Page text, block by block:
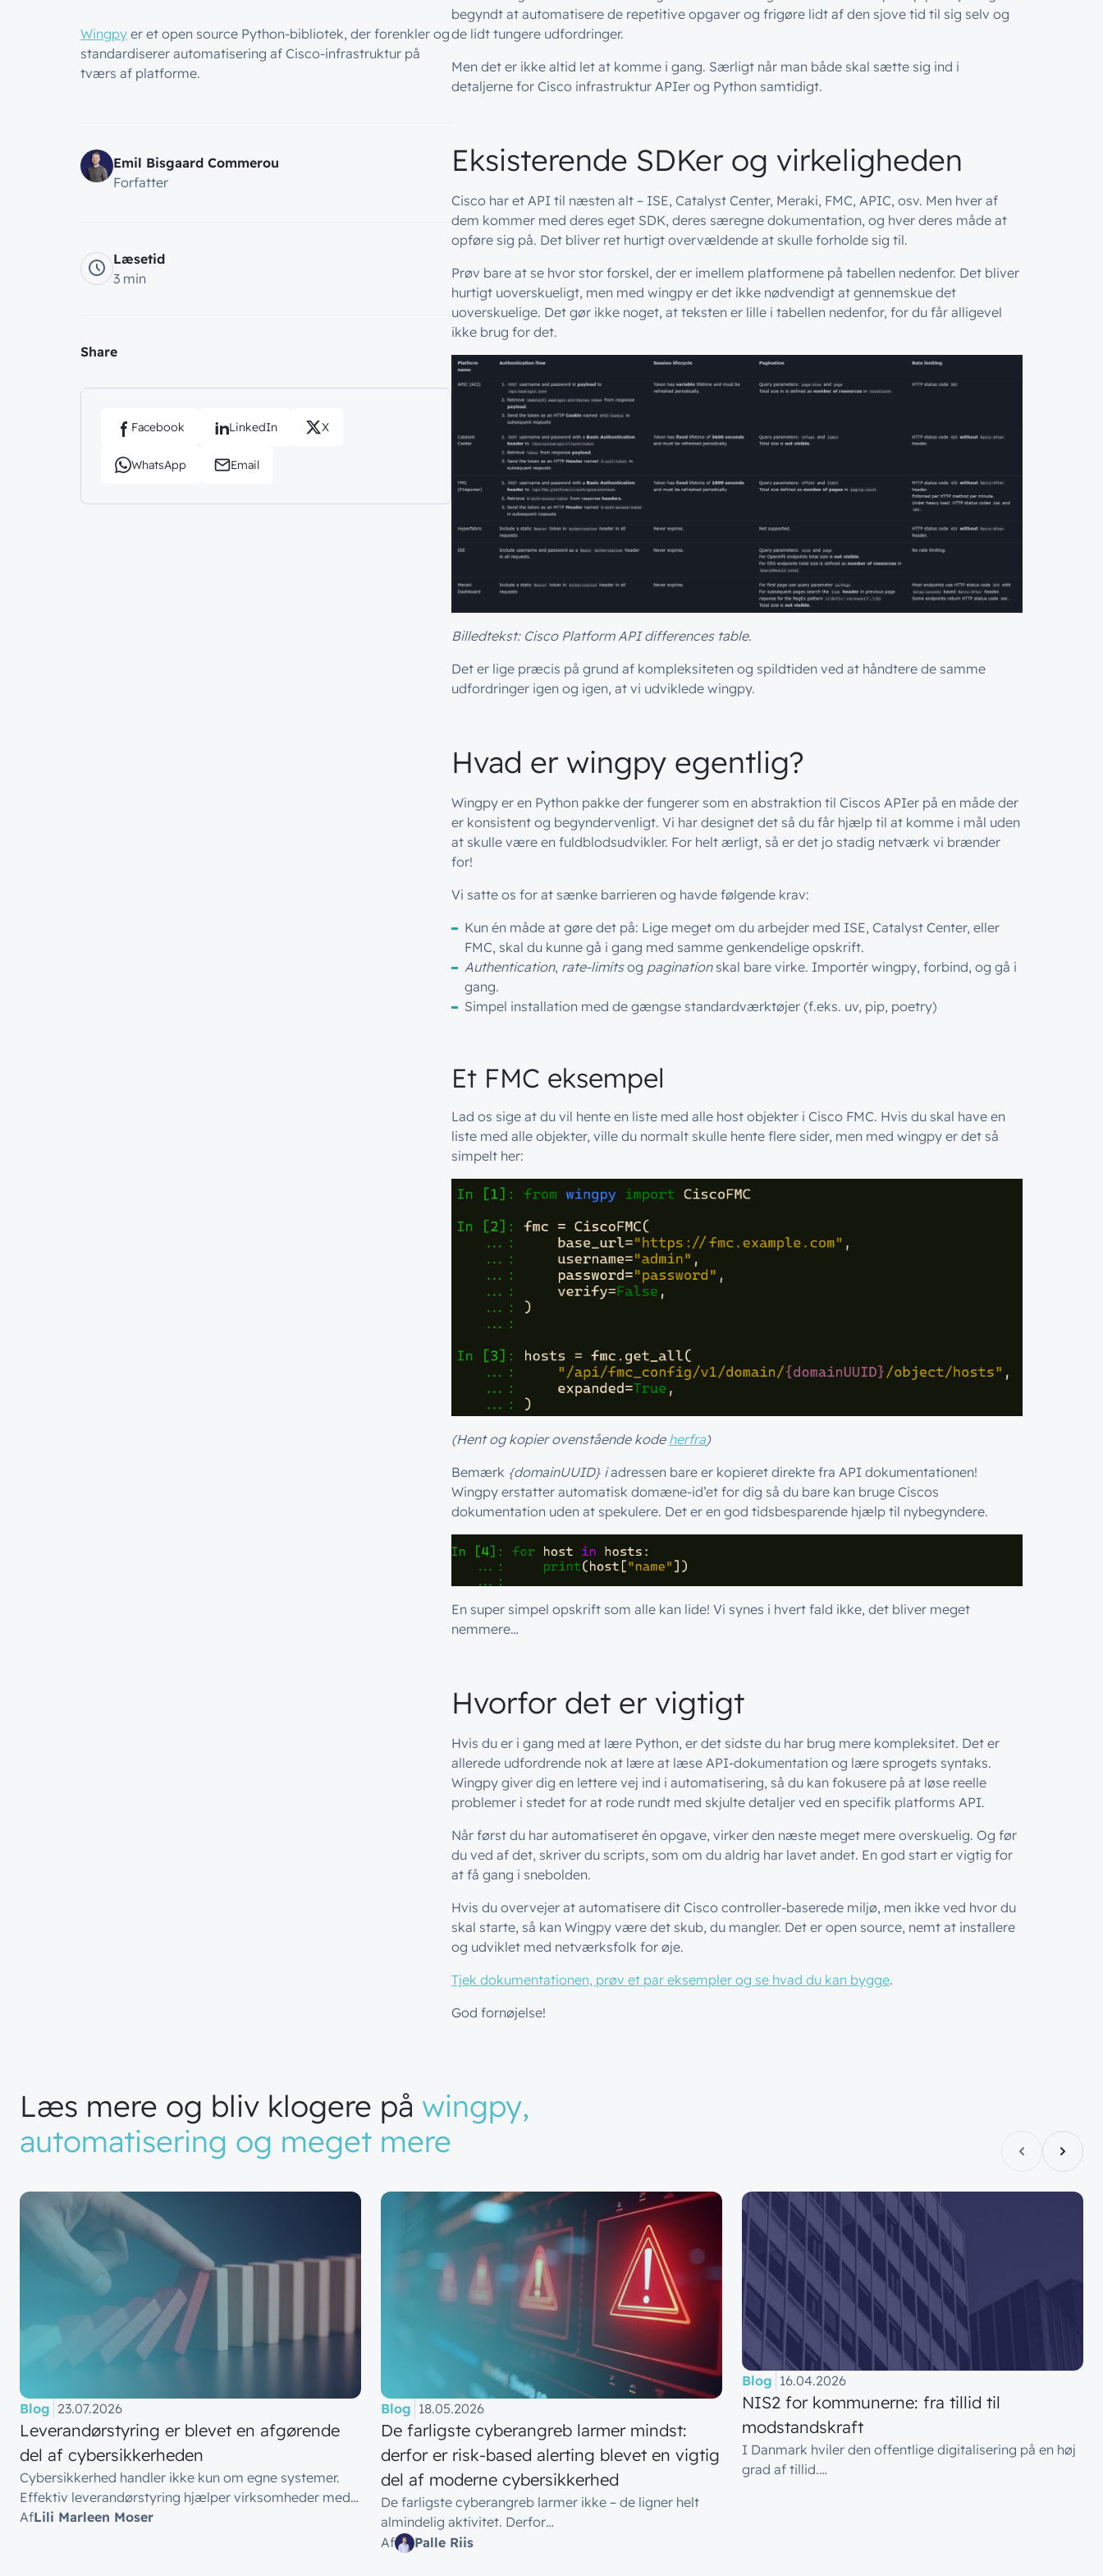
Wingpy er et open source Python-bibliotek, der forenkler og
standardiserer automatisering af Cisco-infrastruktur på
tværs af platforme.
Emil Bisgaard Commerou
Forfatter
Læsetid
3 min
Share
Facebook LinkedIn X
WhatsApp Email
begyndt at automatisere de repetitive opgaver og frigøre lidt af den sjove tid til sig selv og
de lidt tungere udfordringer.
Men det er ikke altid let at komme i gang. Særligt når man både skal sætte sig ind i
detaljerne for Cisco infrastruktur APIer og Python samtidigt.
Eksisterende SDKer og virkeligheden
Cisco har et API til næsten alt – ISE, Catalyst Center, Meraki, FMC, APIC, osv. Men hver af
dem kommer med deres eget SDK, deres særegne dokumentation, og hver deres måde at
opføre sig på. Det bliver ret hurtigt overvældende at skulle forholde sig til.
Prøv bare at se hvor stor forskel, der er imellem platformene på tabellen nedenfor. Det bliver
hurtigt uoverskueligt, men med wingpy er det ikke nødvendigt at gennemskue det
uoverskuelige. Det gør ikke noget, at teksten er lille i tabellen nedenfor, for du får alligevel
ikke brug for det.
Billedtekst: Cisco Platform API differences table.
Det er lige præcis på grund af kompleksiteten og spildtiden ved at håndtere de samme
udfordringer igen og igen, at vi udviklede wingpy.
Hvad er wingpy egentlig?
Wingpy er en Python pakke der fungerer som en abstraktion til Ciscos APIer på en måde der
er konsistent og begyndervenligt. Vi har designet det så du får hjælp til at komme i mål uden
at skulle være en fuldblodsudvikler. For helt ærligt, så er det jo stadig netværk vi brænder
for!
Vi satte os for at sænke barrieren og havde følgende krav:
Kun én måde at gøre det på: Lige meget om du arbejder med ISE, Catalyst Center, eller
FMC, skal du kunne gå i gang med samme genkendelige opskrift.
Authentication, rate-limitsog paginationskal bare virke. Importér wingpy, forbind, og gå i
gang.
Simpel installation med de gængse standardværktøjer (f.eks. uv, pip, poetry)
Et FMC eksempel
Lad os sige at du vil hente en liste med alle host objekter i Cisco FMC. Hvis du skal have en
liste med alle objekter, ville du normalt skulle hente flere sider, men med wingpy er det så
simpelt her:
(Hent og kopier ovenstående kode herfra)
Bemærk {domainUUID} iadressen bare er kopieret direkte fra API dokumentationen!
Wingpy erstatter automatisk domæne-id’et for dig så du bare kan bruge Ciscos
dokumentation uden at spekulere. Det er en god tidsbesparende hjælp til nybegyndere.
En super simpel opskrift som alle kan lide! Vi synes i hvert fald ikke, det bliver meget
nemmere…
Hvorfor det er vigtigt
Hvis du er i gang med at lære Python, er det sidste du har brug mere kompleksitet. Det er
allerede udfordrende nok at lære at læse API-dokumentation og lære sprogets syntaks.
Wingpy giver dig en lettere vej ind i automatisering, så du kan fokusere på at løse reelle
problemer i stedet for at rode rundt med skjulte detaljer ved en specifik platforms API.
Når først du har automatiseret én opgave, virker den næste meget mere overskuelig. Og før
du ved af det, skriver du scripts, som om du aldrig har lavet andet. En god start er vigtig for
at få gang i snebolden.
Hvis du overvejer at automatisere dit Cisco controller-baserede miljø, men ikke ved hvor du
skal starte, så kan Wingpy være det skub, du mangler. Det er open source, nemt at installere
og udviklet med netværksfolk for øje.
Tjek dokumentationen, prøv et par eksempler og se hvad du kan bygge.
God fornøjelse!
Læs mere og bliv klogere på wingpy,
automatisering og meget mere
Blog 23.07.2026
Leverandørstyring er blevet en afgørende
del af cybersikkerheden
Cybersikkerhed handler ikke kun om egne systemer.
Effektiv leverandørstyring hjælper virksomheder med…
AfLili Marleen Moser
Blog 18.05.2026
De farligste cyberangreb larmer mindst:
derfor er risk-based alerting blevet en vigtig
del af moderne cybersikkerhed
De farligste cyberangreb larmer ikke – de ligner helt
almindelig aktivitet. Derfor…
Af
Palle Riis
Blog 16.04.2026
NIS2 for kommunerne: fra tillid til
modstandskraft
I Danmark hviler den offentlige digitalisering på en høj
grad af tillid.…